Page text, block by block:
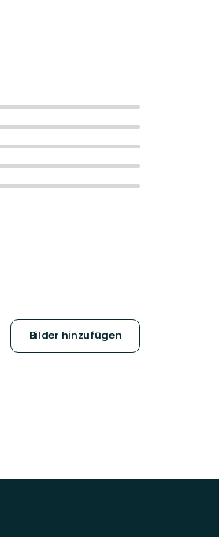
Bilder hinzufügen